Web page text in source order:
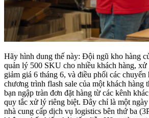
Hãy hình dung thế này: Đội ngũ kho hàng
quản lý 500 SKU cho nhiều khách hàng,
giảm giá 6 tháng 6, và điều phối các chuyến
chương trình flash sale của một khách hàng
bạn ngập tràn đơn đặt hàng từ các kênh
quy tắc xử lý riêng biệt. Đây chỉ là một
nhà cung cấp dịch vụ logistics bên thứ ba